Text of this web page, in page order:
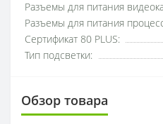
Разъемы для питания
Разъемы для питания
Сертификат 80 PLUS:
Тип подсветки:
Обзор товара